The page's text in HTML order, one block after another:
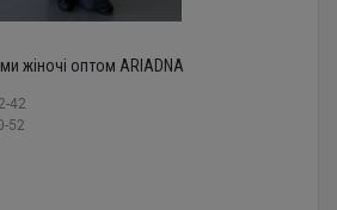
жіночі оптом ARIADNA
42
52